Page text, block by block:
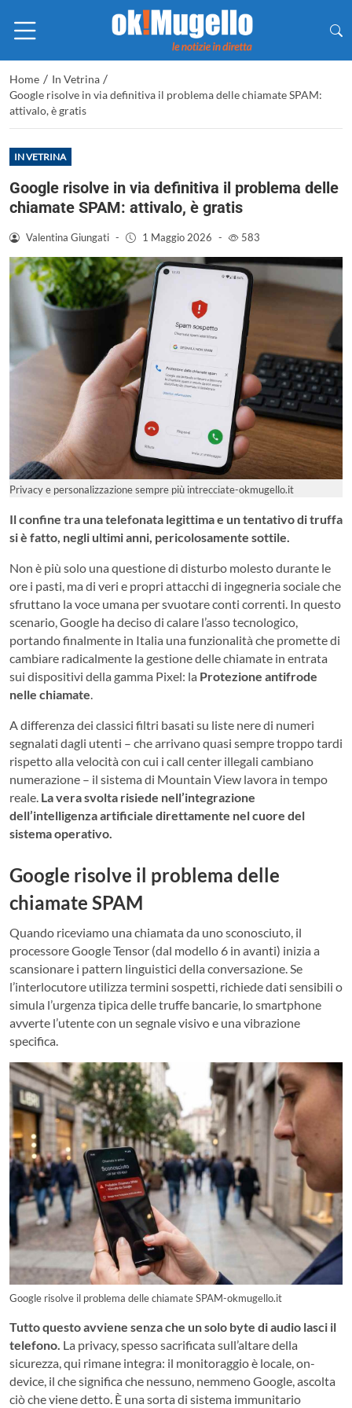
Home / In Vetrina /
Google risolve in via definitiva il problema delle chiamate SPAM:
attivalo, è gratis
IN VETRINA
Google risolve in via definitiva il problema delle
chiamate SPAM: attivalo, è gratis
Valentina Giungati - 1 Maggio 2026 - 583
Privacy e personalizzazione sempre più intrecciate-okmugello.it
Il confine tra una telefonata legittima e un tentativo di truffa
si è fatto, negli ultimi anni, pericolosamente sottile.
Non è più solo una questione di disturbo molesto durante le
ore i pasti, ma di veri e propri attacchi di ingegneria sociale che
sfruttano la voce umana per svuotare conti correnti. In questo
scenario, Google ha deciso di calare l’asso tecnologico,
portando finalmente in Italia una funzionalità che promette di
cambiare radicalmente la gestione delle chiamate in entrata
sui dispositivi della gamma Pixel: la Protezione antifrode
nelle chiamate
A differenza dei classici filtri basati su liste nere di numeri
segnalati dagli utenti – che arrivano quasi sempre troppo tardi
rispetto alla velocità con cui i call center illegali cambiano
numerazione – il sistema di Mountain View lavora in tempo
reale. La vera svolta risiede nell’integrazione
dell’intelligenza artificiale direttamente nel cuore del
sistema operativo.
Google risolve il problema delle
chiamate SPAM
Quando riceviamo una chiamata da uno sconosciuto, il
processore Google Tensor (dal modello 6 in avanti) inizia a
scansionare i pattern linguistici della conversazione. Se
l’interlocutore utilizza termini sospetti, richiede dati sensibili o
simula l’urgenza tipica delle truffe bancarie, lo smartphone
avverte l’utente con un segnale visivo e una vibrazione
specifica.
Google risolve il problema delle chiamate SPAM-okmugello.it
Tutto questo avviene senza che un solo byte di audio lasci il
telefono. La privacy, spesso sacrificata sull’altare della
sicurezza, qui rimane integra: il monitoraggio è locale, on-
device, il che significa che nessuno, nemmeno Google, ascolta
ciò che viene detto. È una sorta di sistema immunitario